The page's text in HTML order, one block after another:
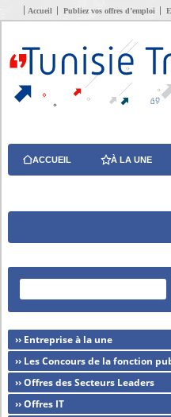
Accueil Publiez vos offres d’emploi
ACCUEIL À LA UNE
›› Entreprise à la une
›› Les Concours de la fonction
›› Offres des Secteurs Leaders
›› Offres IT